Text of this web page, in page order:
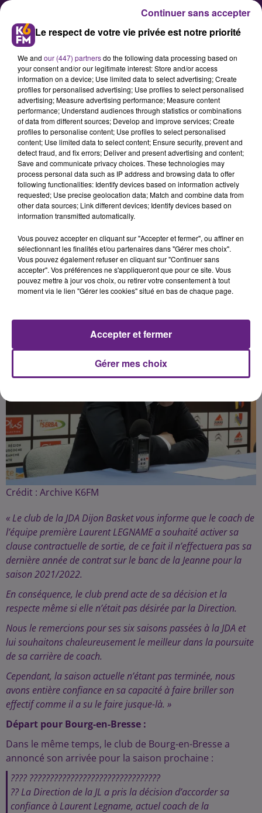
C’est officiel, Laurent Legname
va quitter la JDA
La direction de la JDA Dijon Basket
a annoncé ce jeudi matin que
Laurent Legname va quitter le club
à la fin de la saison. Ci-dessous le
Publié : 18 mars 2021 à 10h08 par Fabrice Aubry
Crédit : Archive K6FM
« Le club de la JDA Dijon Basket vous informe que le coach de
l’équipe première Laurent LEGNAME a souhaité activer sa
clause contractuelle de sortie, de ce fait il n’effectuera pas sa
dernière année de contrat sur le banc de la Jeanne pour la
saison 2021/2022.
En conséquence, le club prend acte de sa décision et la
respecte même si elle n’était pas désirée par la Direction.
Nous le remercions pour ses six saisons passées à la JDA et
lui souhaitons chaleureusement le meilleur dans la poursuite
de sa carrière de coach.
Cependant, la saison actuelle n’étant pas terminée, nous
avons entière confiance en sa capacité à faire briller son
effectif comme il a su le faire jusque-là. »
Départ pour Bourg-en-Bresse :
Dans le même temps, le club de Bourg-en-Bresse a
annoncé son arrivée pour la saison prochaine :
???? ????????????????????????????????
?? La Direction de la JL a pris la décision d’accorder sa
confiance à Laurent Legname, actuel coach de la
Le respect de votre vie privée est notre priorité
We and our (447) partnersdo the following data processing based on
your consent and/or our legitimate interest: Store and/or access
information on a device; Use limited data to select advertising; Create
profiles for personalised advertising; Use profiles to select personalised
advertising; Measure advertising performance; Measure content
performance; Understand audiences through statistics or combinations
of data from different sources; Develop and improve services; Create
profiles to personalise content; Use profiles to select personalised
content; Use limited data to select content; Ensure security, prevent and
detect fraud, and fix errors; Deliver and present advertising and content;
Save and communicate privacy choices. These technologies may
process personal data such as IP address and browsing data to offer
following functionalities: Identify devices based on information actively
requested; Use precise geolocation data; Match and combine data from
other data sources; Link different devices; Identify devices based on
information transmitted automatically.
Vous pouvez accepter en cliquant sur "Accepter et fermer", ou affiner en
sélectionnant les finalités et/ou partenaires dans "Gérer mes choix".
Vous pouvez également refuser en cliquant sur "Continuer sans
accepter". Vos préférences ne s'appliqueront que pour ce site. Vous
pouvez mettre à jour vos choix, ou retirer votre consentement à tout
moment via le lien "Gérer les cookies" situé en bas de chaque page.
Gérer mes choix
Accepter et fermer
Continuer sans accepter